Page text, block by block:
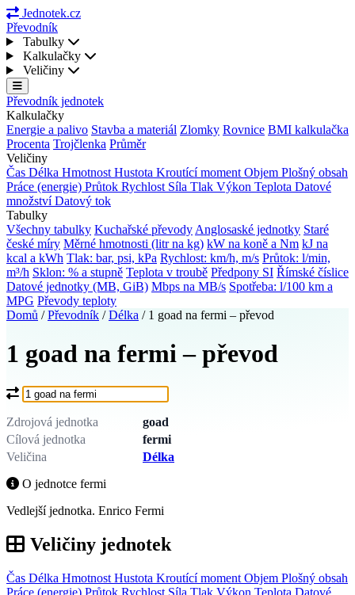
Jednotek.cz
Převodník
Tabulky
Kalkulačky
Veličiny
Převodník jednotek
Kalkulačky
Energie a palivo Stavba a materiál Zlomky Rovnice BMI kalkulačka
Procenta Trojčlenka Průměr
Veličiny
Čas Délka Hmotnost Hustota Kroutící moment Objem Plošný obsah
Práce (energie) Průtok Rychlost Síla Tlak Výkon Teplota Datové
množstvíDatový tok
Tabulky
Všechny tabulky Kuchařské převody Anglosaské jednotky Staré
české míry Měrné hmotnosti (litr na kg) kW na koně a Nm kJ na
kcal a kWh Tlak: bar, psi, kPa Rychlost: km/h, m/s Průtok: l/min,
m³/h Sklon: % a stupně Teplota v troubě Předpony SI Římské číslice
Datové jednotky (MB, GiB) Mbps na MB/s Spotřeba: l/100 km a
MPG Převody teploty
Domů / Převodník / Délka / 1 goad na fermi – převod
1 goad na fermi – převod
Co chcete převést?
Zdrojová jednotka
goad
Cílová jednotka
fermi
Veličina
Délka
O jednotce fermi
Vedlejší jednotka. Enrico Fermi
Veličiny jednotek
Čas Délka Hmotnost Hustota Kroutící moment Objem Plošný obsah
Práce (energie) Průtok Rychlost Síla Tlak Výkon Teplota Datové